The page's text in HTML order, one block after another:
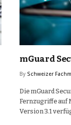
mGuard
By Schweizer
Die mGuard
Fernzugriffe auf
Version 3.1